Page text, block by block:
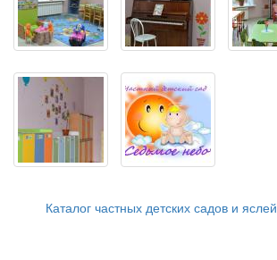
Каталог частных детских садов и яслей